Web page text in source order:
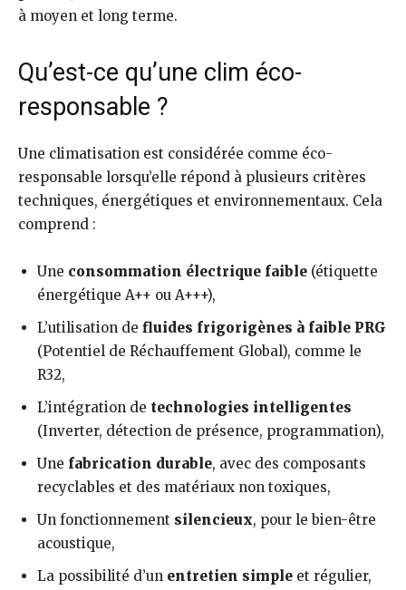
à moyen et long terme.
Qu’est-ce qu’une clim éco-
responsable ?
Une climatisation est considérée comme éco-
responsable lorsqu’elle répond à plusieurs critères
techniques, énergétiques et environnementaux. Cela
comprend :
Une consommation électrique faible (étiquette
énergétique A++ ou A+++),
L’utilisation de fluides frigorigènes à faible PRG
(Potentiel de Réchauffement Global), comme le
R32,
L’intégration de technologies intelligentes
(Inverter, détection de présence, programmation),
Une fabrication durable, avec des composants
recyclables et des matériaux non toxiques,
Un fonctionnement silencieux, pour le bien-être
acoustique,
La possibilité d’un entretien simple et régulier,